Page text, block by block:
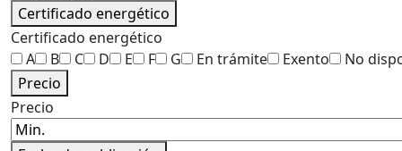
Certificado energético
Certificado energético
A
B C D E F G En trámite Exento
No
Precio
Precio